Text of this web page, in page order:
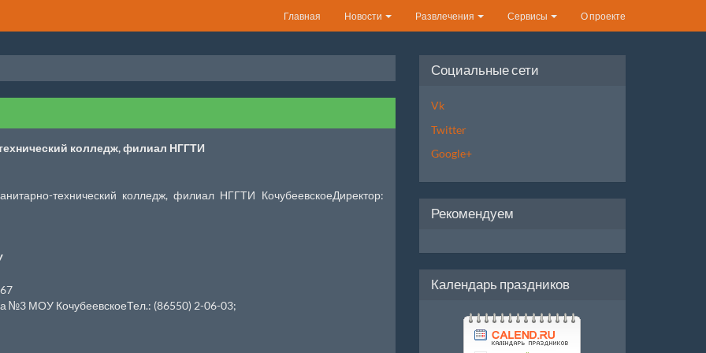
Главная Новости Развлечения Сервисы О проекте
колледж, филиал НГГТИ
технический колледж, филиал НГГТИ КочубеевскоеДиректор:
№3 МОУ КочубеевскоеТел.: (86550) 2-06-03;
Социальные сети
Vk
Twitter
Google+
Рекомендуем
Календарь праздников